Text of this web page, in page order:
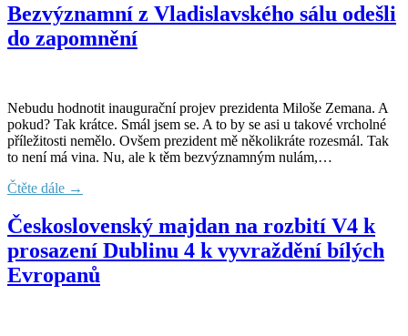
Bezvýznamní z Vladislavského sálu odešli
do zapomnění
Nebudu hodnotit inaugurační projev prezidenta Miloše Zemana. A
pokud? Tak krátce. Smál jsem se. A to by se asi u takové vrcholné
příležitosti nemělo. Ovšem prezident mě několikráte rozesmál. Tak
to není má vina. Nu, ale k těm bezvýznamným nulám,…
Čtěte dále →
Československý majdan na rozbití V4 k
prosazení Dublinu 4 k vyvraždění bílých
Evropanů